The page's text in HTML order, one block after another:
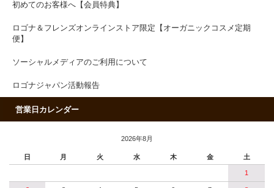
初めてのお客様へ【会員特典】
ロゴナ＆フレンズオンラインストア限定【オーガニックコスメ定期
便】
ソーシャルメディアのご利用について
ロゴナジャパン活動報告
営業日カレンダー
2026年8月
日 月 火 水 木 金 土
1